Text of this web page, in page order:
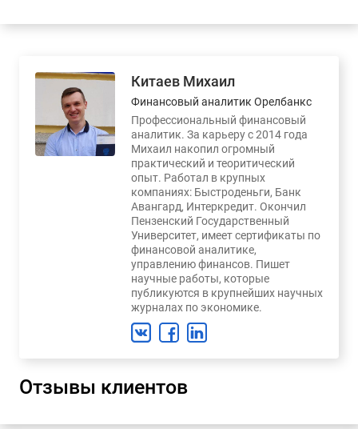
Китаев Михаил
Финансовый аналитик Орелбанкс
Профессиональный финансовый
аналитик. За карьеру с 2014 года
Михаил накопил огромный
практический и теоритический
опыт. Работал в крупных
компаниях: Быстроденьги, Банк
Авангард, Интеркредит. Окончил
Пензенский Государственный
Университет, имеет сертификаты по
финансовой аналитике,
управлению финансов. Пишет
научные работы, которые
публикуются в крупнейших научных
журналах по экономике.
Отзывы клиентов